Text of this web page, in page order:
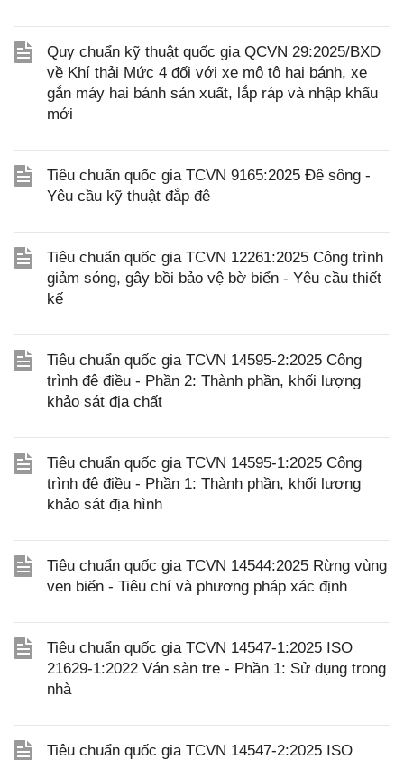
Quy chuẩn kỹ thuật quốc gia QCVN 29:2025/BXD
về Khí thải Mức 4 đối với xe mô tô hai bánh, xe
gắn máy hai bánh sản xuất, lắp ráp và nhập khẩu
mới
Tiêu chuẩn quốc gia TCVN 9165:2025 Đê sông -
Yêu cầu kỹ thuật đắp đê
Tiêu chuẩn quốc gia TCVN 12261:2025 Công trình
giảm sóng, gây bồi bảo vệ bờ biển - Yêu cầu thiết
kế
Tiêu chuẩn quốc gia TCVN 14595-2:2025 Công
trình đê điều - Phần 2: Thành phần, khối lượng
khảo sát địa chất
Tiêu chuẩn quốc gia TCVN 14595-1:2025 Công
trình đê điều - Phần 1: Thành phần, khối lượng
khảo sát địa hình
Tiêu chuẩn quốc gia TCVN 14544:2025 Rừng vùng
ven biển - Tiêu chí và phương pháp xác định
Tiêu chuẩn quốc gia TCVN 14547-1:2025 ISO
21629-1:2022 Ván sàn tre - Phần 1: Sử dụng trong
nhà
Tiêu chuẩn quốc gia TCVN 14547-2:2025 ISO